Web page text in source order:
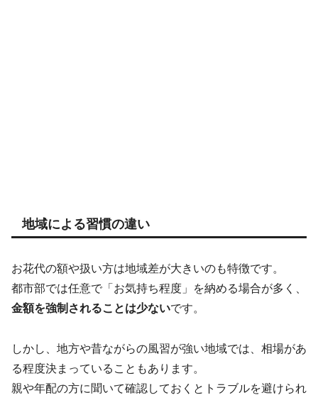
地域による習慣の違い
お花代の額や扱い方は地域差が大きいのも特徴です。
都市部では任意で「お気持ち程度」を納める場合が多く、
金額を強制されることは少ないです。
しかし、地方や昔ながらの風習が強い地域では、相場があ
る程度決まっていることもあります。
親や年配の方に聞いて確認しておくとトラブルを避けられ